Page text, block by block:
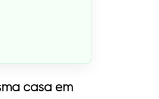
casa em